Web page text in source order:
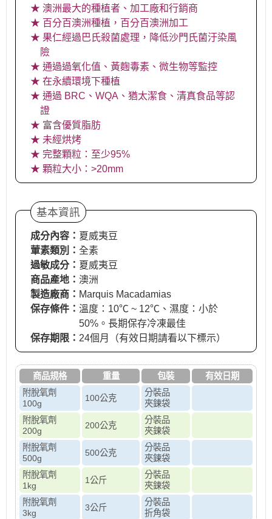
★ 澳洲最大的種植者、加工廠和行銷商
★ 百分百澳洲種植，百分百澳洲加工
★ 果仁經過巴氏殺菌處理，降低沙門氏菌汙染風
險
★ 通過過氧化值、黃麴毒素、微生物等監控
★ 在永續環境下種植
★ 通過 BRC、WQA、猶太潔食、清真食品等認
證
★ 富含優質脂肪
★ 未經烘烤
★ 完整顆粒：至少95%
★ 顆粒大小：>20mm
基本資訊
成分內容： 夏威夷豆
葷素類別： 全素
過敏成分： 夏威夷豆
商品產地： 澳洲
製造廠商： Marquis Macadamias
保存條件： 溫度：10℃ ~ 12℃、濕度：小於
50%。長期保存冷凍最佳
保存期限： 24個月（有效日期請看以下標示）
商品規格 重量 包裝
有效日期
附脫氧劑
100g
100公克
分裝品
夾鍊袋
附脫氧劑
200g
200公克
分裝品
夾鍊袋
附脫氧劑
500g
500公克
分裝品
夾鍊袋
附脫氧劑
1kg
1公斤
分裝品
夾鍊袋
附脫氧劑
3kg
3公斤
分裝品
折角袋